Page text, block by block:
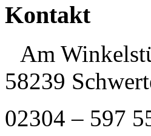
Kontakt
Am
58239
02304 – 597